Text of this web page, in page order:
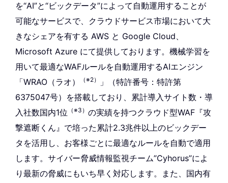
を“AI”と“ビックデータ”によって自動運用することが
可能なサービスで、クラウドサービス市場において大
きなシェアを有する AWS と Google Cloud、
Microsoft Azure にて提供しております。機械学習を
用いて最適なWAFルールを自動運用するAIエンジン
「WRAO（ラオ）
（※2）
」（特許番号：特許第
6375047号）を搭載しており、累計導入サイト数・導
入社数国内1位 （※3） の実績を持つクラウド型WAF『攻
撃遮断くん』で培った累計2.3兆件以上のビックデー
タを活用し、お客様ごとに最適なルールを自動で適用
します。サイバー脅威情報監視チーム”Cyhorus”によ
り最新の脅威にもいち早く対応します。また、国内有